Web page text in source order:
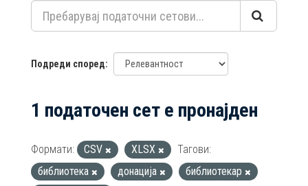
Подреди според
1 податочен сет е пронајден
Формати: CSV XLSX
Тагови:
библиотека
донација
библиотекар